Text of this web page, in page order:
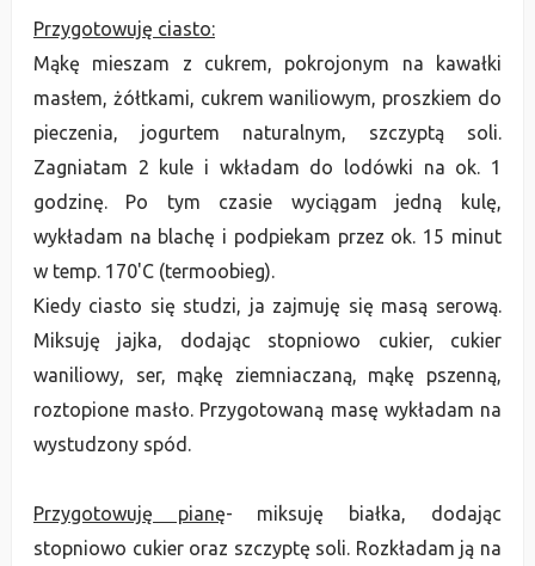
Przygotowuję ciasto:
Mąkę mieszam z cukrem, pokrojonym na kawałki
masłem, żółtkami, cukrem waniliowym, proszkiem do
pieczenia, jogurtem naturalnym, szczyptą soli.
Zagniatam 2 kule i wkładam do lodówki na ok. 1
godzinę. Po tym czasie wyciągam jedną kulę,
wykładam na blachę i podpiekam przez ok. 15 minut
w temp. 170'C (termoobieg).
Kiedy ciasto się studzi, ja zajmuję się masą serową.
Miksuję jajka, dodając stopniowo cukier, cukier
waniliowy, ser, mąkę ziemniaczaną, mąkę pszenną,
roztopione masło. Przygotowaną masę wykładam na
wystudzony spód.
Przygotowuję pianę- miksuję białka, dodając
stopniowo cukier oraz szczyptę soli. Rozkładam ją na